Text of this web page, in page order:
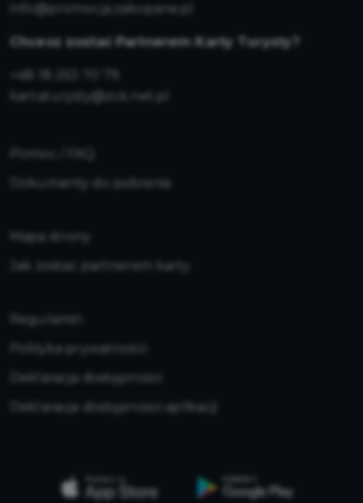
info@promocja.zakopane.pl
Chcesz zostać Partnerem Karty Turysty?
kartaturysty@zck.net.pl
Dokumenty do pobrania
Mapa strony
Jak zostać partnerem karty
Regulamin
Polityka prywatności
Deklaracja dostępności
Deklaracja dostępności aplikacji